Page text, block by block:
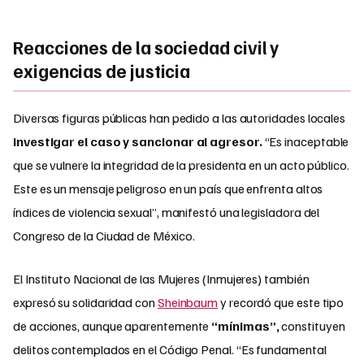
Reacciones de la sociedad civil y
exigencias de justicia
Diversas figuras públicas han pedido a las autoridades locales
investigar el caso y sancionar al agresor.“Es inaceptable
que se vulnere la integridad de la presidenta en un acto público.
Este es un mensaje peligroso en un país que enfrenta altos
índices de violencia sexual”, manifestó una legisladora del
Congreso de la Ciudad de México.
El Instituto Nacional de las Mujeres (Inmujeres) también
expresó su solidaridad conSheinbaumy recordó que este tipo
de acciones, aunque aparentemente “mínimas”,constituyen
delitos contemplados en el Código Penal. “Es fundamental